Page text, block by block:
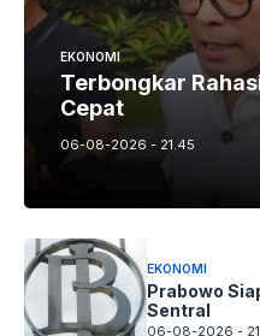
EKONOMI
Terbongkar
Cepat
06-08-2026 - 21.45
EKONOMI
Prabowo
Sentral
06-08-2026 -